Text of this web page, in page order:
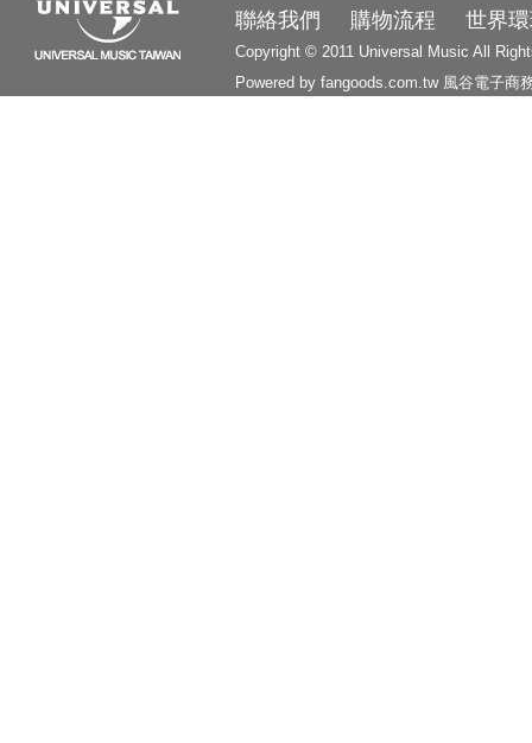
聯絡我們 購物流程 世界
Copyright © 2011 Universal Music All
Powered by fangoods.com.tw 風谷電子商